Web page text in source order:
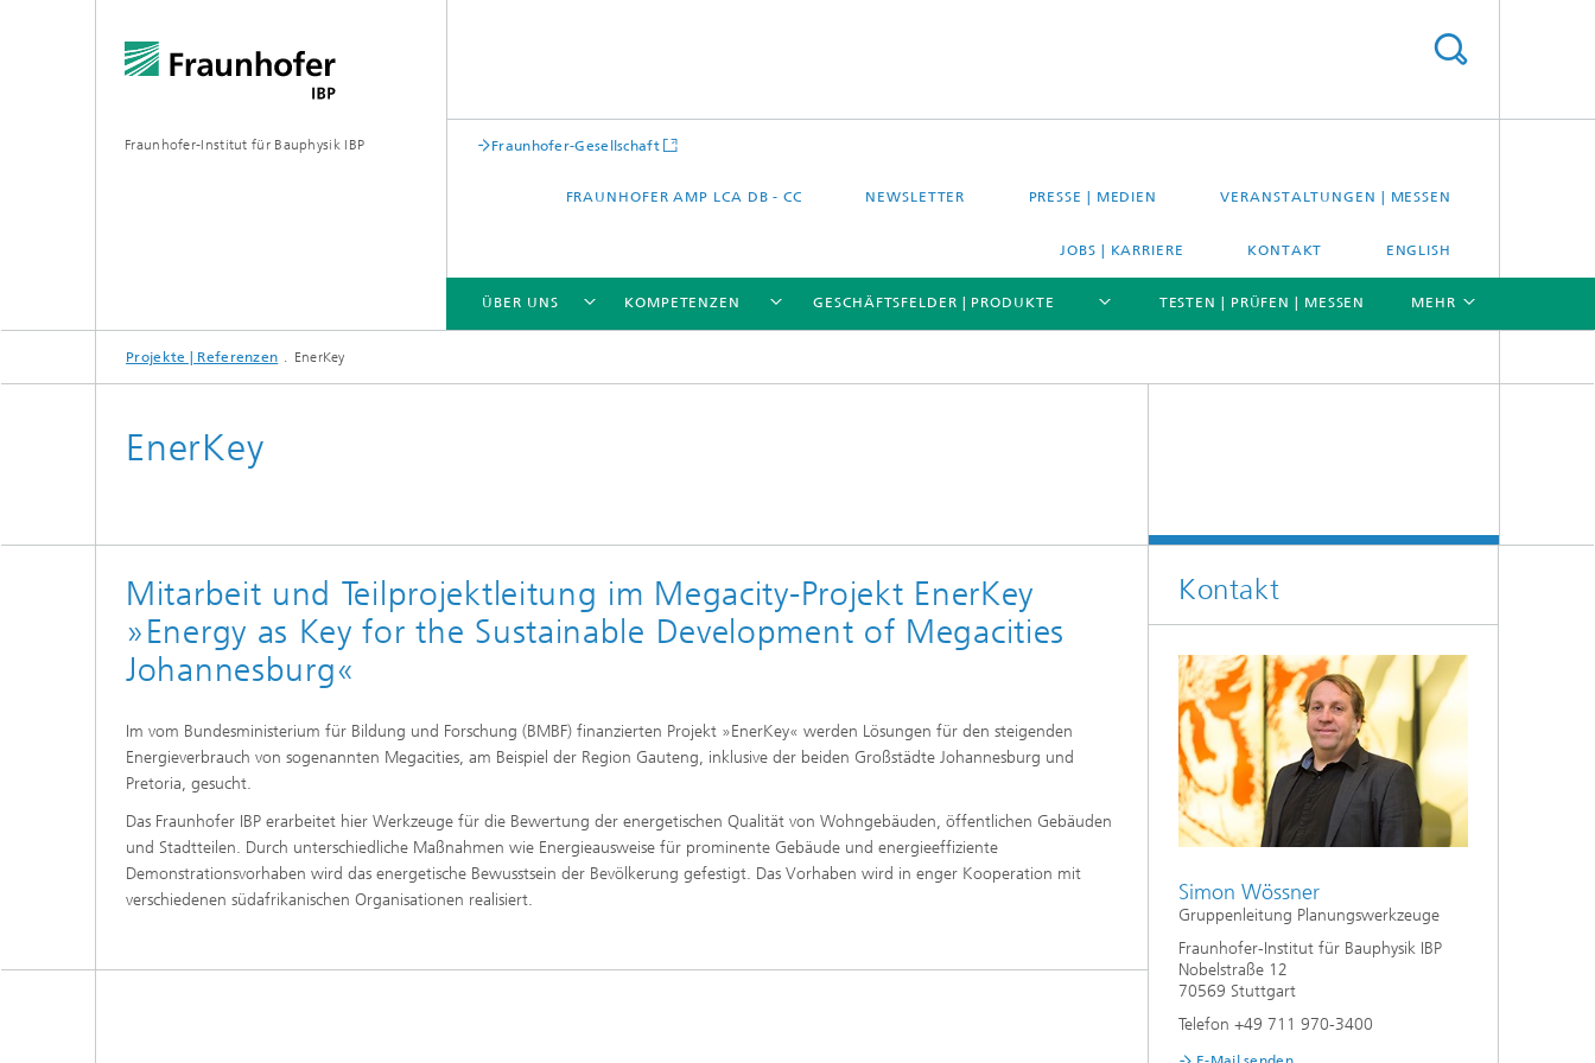
Fraunhofer-Institut für Bauphysik IBP Fraunhofer-Gesellschaft
FRAUNHOFER AMP LCA DB - CC NEWSLETTER PRESSE | MEDIEN VERANSTALTUNGEN | MESSEN
JOBS | KARRIERE KONTAKT ENGLISH
ÜBER UNS
ÜBER UNS
Leistungszentrum Mass
®
KOMPETENZEN
KOMPETENZEN
Digitale und nachhaltige Akustik
Technischer Schallschutz und
Human-Centered Acoustic Design
und User Research
Musikalische und Photoakustik
Urbane und Architekturakustik
Evaluierung und Demonstration
Lichttechnik und passive
Planungswerkzeuge
Werkstoffe und Produktsysteme
Nachhaltiges Bauen
Methoden der Ganzheitlichen
Bilanzierung
Klimasimulation und
Stadtbauphysikalische Modellierung
Markttechnische Umsetzung
Aktuelle Forschungsthemen
Emissionen
Ökologie und Mikrobiologie
Spurenanalytik
Verbrennungs- und
Umweltschutztechnik
GESCHÄFTSFELDER | PRODUKTE
GESCHÄFTSFELDER | PRODUKTE
TESTEN | PRÜFEN | MESSEN MEHR
Projekte | Referenzen EnerKey
EnerKey
Mitarbeit und Teilprojektleitung im Megacity-Projekt EnerKey
»Energy as Key for the Sustainable Development of Megacities
Johannesburg«
Im vom Bundesministerium für Bildung und Forschung (BMBF) finanzierten Projekt »EnerKey« werden Lösungen für den steigenden
Energieverbrauch von sogenannten Megacities, am Beispiel der Region Gauteng, inklusive der beiden Großstädte Johannesburg und
Pretoria, gesucht.
Das Fraunhofer IBP erarbeitet hier Werkzeuge für die Bewertung der energetischen Qualität von Wohngebäuden, öffentlichen Gebäuden
und Stadtteilen. Durch unterschiedliche Maßnahmen wie Energieausweise für prominente Gebäude und energieeffiziente
Demonstrationsvorhaben wird das energetische Bewusstsein der Bevölkerung gefestigt. Das Vorhaben wird in enger Kooperation mit
verschiedenen südafrikanischen Organisationen realisiert.
Kontakt
Simon Wössner
Gruppenleitung Planungswerkzeuge
Fraunhofer-Institut für Bauphysik IBP
Nobelstraße 12
70569 Stuttgart
Telefon +49 711 970-3400